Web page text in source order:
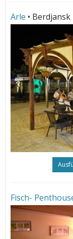
Arle • Berdjansk
Fisch-